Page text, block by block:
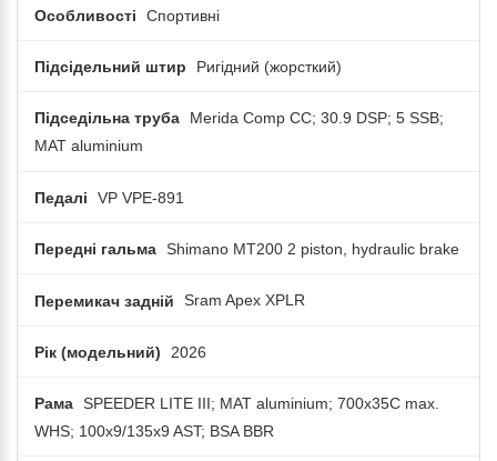
Особливості Спортивні
Підсідельний штир Ригідний (жорсткий)
Підседільна труба
Merida Comp CC; 30.9 DSP; 5 SSB;
MAT aluminium
Педалі VP VPE-891
Передні гальма Shimano MT200 2 piston, hydraulic brake
Перемикач задній Sram Apex XPLR
Рік (модельний) 2026
Рама SPEEDER LITE III; MAT aluminium; 700x35C max.
WHS; 100x9/135x9 AST; BSA BBR